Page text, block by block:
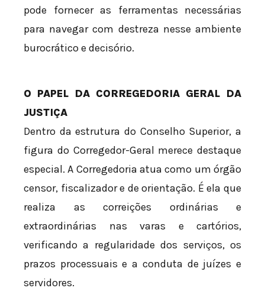
pode fornecer as ferramentas necessárias
para navegar com destreza nesse ambiente
burocrático e decisório.
O PAPEL DA CORREGEDORIA GERAL DA
JUSTIÇA
Dentro da estrutura do Conselho Superior, a
figura do Corregedor-Geral merece destaque
especial. A Corregedoria atua como um órgão
censor, fiscalizador e de orientação. É ela que
realiza as correições ordinárias e
extraordinárias nas varas e cartórios,
verificando a regularidade dos serviços, os
prazos processuais e a conduta de juízes e
servidores.